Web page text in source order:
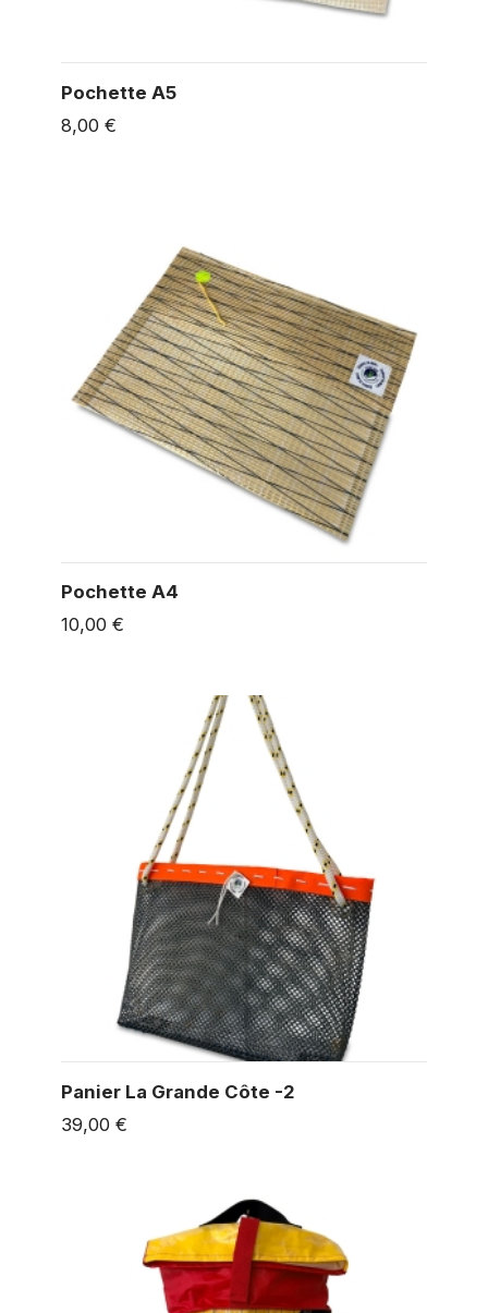
Pochette A5
8,00 €
Pochette A4
10,00 €
Panier La Grande Côte -2
39,00 €